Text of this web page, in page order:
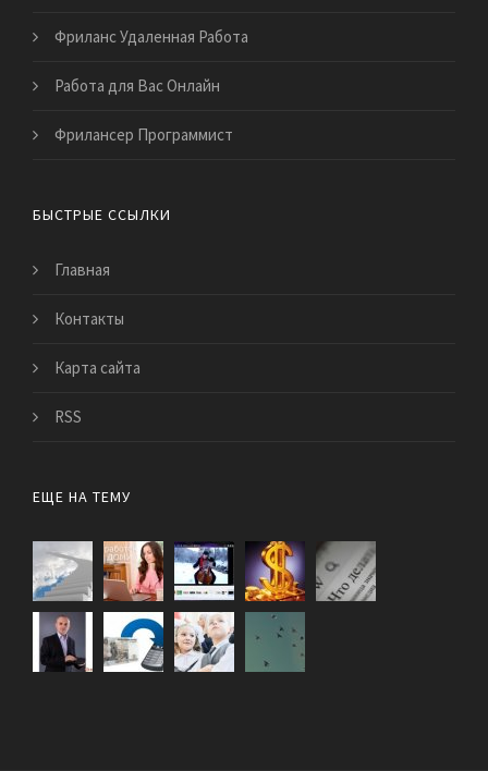
Фриланс Удаленная Работа
Работа для Вас Онлайн
Фрилансер Программист
БЫСТРЫЕ ССЫЛКИ
Главная
Контакты
Карта сайта
RSS
ЕЩЕ НА ТЕМУ